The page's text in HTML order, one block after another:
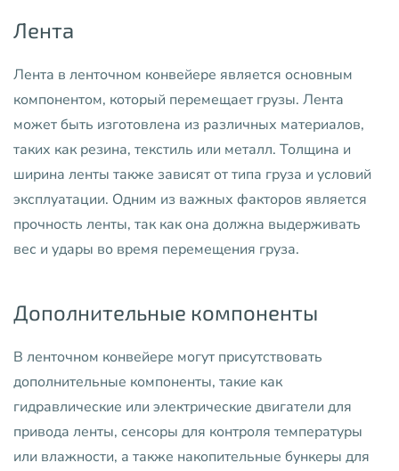
Лента
Лента в ленточном конвейере является основным
компонентом, который перемещает грузы. Лента
может быть изготовлена из различных материалов,
таких как резина, текстиль или металл. Толщина и
ширина ленты также зависят от типа груза и условий
эксплуатации. Одним из важных факторов является
прочность ленты, так как она должна выдерживать
вес и удары во время перемещения груза.
Дополнительные компоненты
В ленточном конвейере могут присутствовать
дополнительные компоненты, такие как
гидравлические или электрические двигатели для
привода ленты, сенсоры для контроля температуры
или влажности, а также накопительные бункеры для